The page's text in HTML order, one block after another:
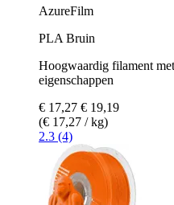
AzureFilm
PLA Bruin
Hoogwaardig filament
eigenschappen
€ 17,27 € 19,19
(€ 17,27 / kg)
2.3 (4)